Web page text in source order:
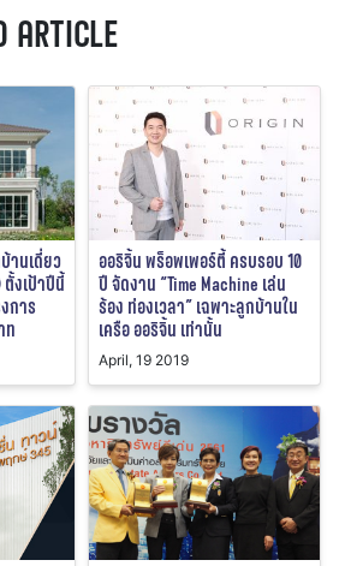
ARTICLE
านเดี่ยว
ตั้งเป้าปีนี้
การ
ท
ออริจิ้น พร็อพเพอร์ตี้ ครบรอบ 10
ปี จัดงาน “Time Machine เล่น
ร้อง ท่องเวลา” เฉพาะลูกบ้านใน
เครือ ออริจิ้น เท่านั้น
April, 19 2019